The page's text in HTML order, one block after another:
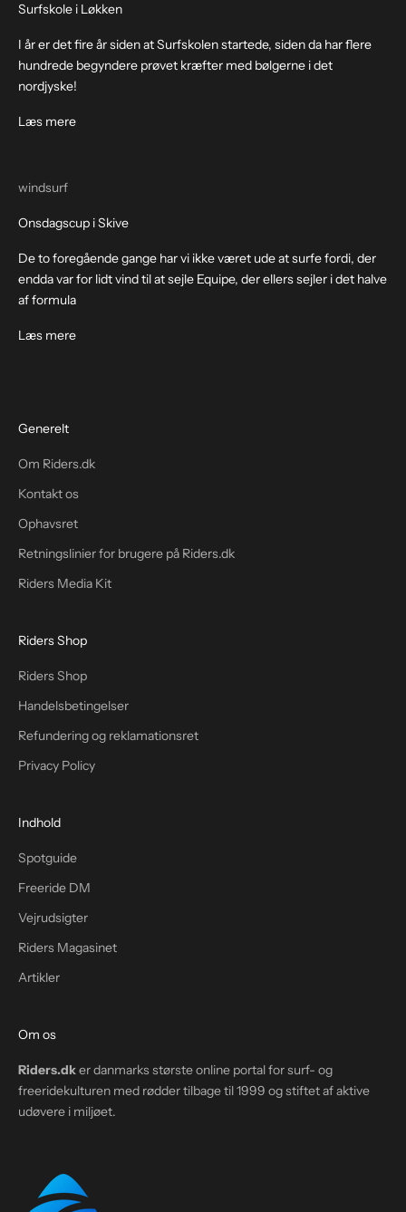
Surfskole i Løkken
I år er det fire år siden at Surfskolen startede, siden da har flere
hundrede begyndere prøvet kræfter med bølgerne i det
nordjyske!
Læs mere
windsurf
Onsdagscup i Skive
De to foregående gange har vi ikke været ude at surfe fordi, der
endda var for lidt vind til at sejle Equipe, der ellers sejler i det halve
af formula
Læs mere
Generelt
Om Riders.dk
Kontakt os
Ophavsret
Retningslinier for brugere på Riders.dk
Riders Media Kit
Riders Shop
Riders Shop
Handelsbetingelser
Refundering og reklamationsret
Privacy Policy
Indhold
Spotguide
Freeride DM
Vejrudsigter
Riders Magasinet
Artikler
Om os
Riders.dker danmarks største online portal for surf- og
freeridekulturen med rødder tilbage til 1999 og stiftet af aktive
udøvere i miljøet.